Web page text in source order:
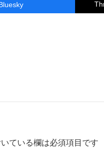
ている欄は必須項目です